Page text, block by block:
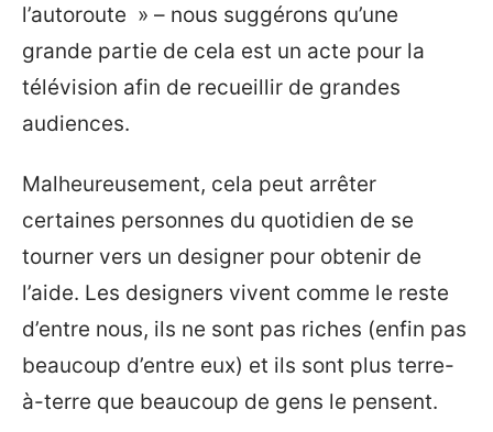
l’autoroute » – nous suggérons qu’une
grande partie de cela est un acte pour la
télévision afin de recueillir de grandes
audiences.
Malheureusement, cela peut arrêter
certaines personnes du quotidien de se
tourner vers un designer pour obtenir de
l’aide. Les designers vivent comme le reste
d’entre nous, ils ne sont pas riches (enfin pas
beaucoup d’entre eux) et ils sont plus terre-
à-terre que beaucoup de gens le pensent.